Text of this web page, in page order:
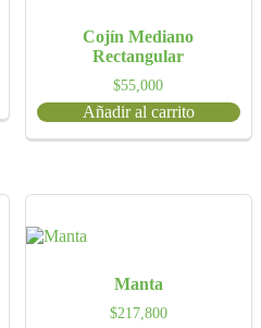
Cojín Mediano
Rectangular
$55,000
Añadir al carrito
Manta
$217,800